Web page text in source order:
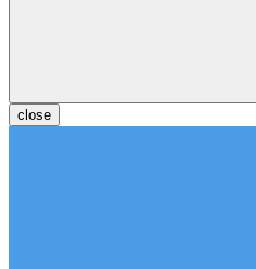
close